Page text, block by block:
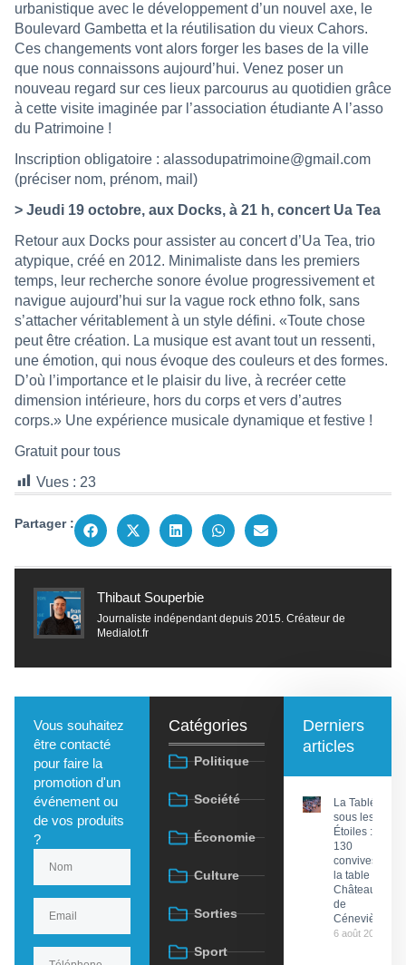
urbanistique avec le développement d’un nouvel axe, le
Boulevard Gambetta et la réutilisation du vieux Cahors.
Ces changements vont alors forger les bases de la ville
que nous connaissons aujourd’hui. Venez poser un
nouveau regard sur ces lieux parcourus au quotidien grâce
à cette visite imaginée par l’association étudiante A l’asso
du Patrimoine !
Inscription obligatoire : alassodupatrimoine@gmail.com
(préciser nom, prénom, mail)
> Jeudi 19 octobre, aux Docks, à 21 h, concert Ua Tea
Retour aux Docks pour assister au concert d’Ua Tea, trio
atypique, créé en 2012. Minimaliste dans les premiers
temps, leur recherche sonore évolue progressivement et
navigue aujourd’hui sur la vague rock ethno folk, sans
s’attacher véritablement à un style défini. «Toute chose
peut être création. La musique est avant tout un ressenti,
une émotion, qui nous évoque des couleurs et des formes.
D’où l’importance et le plaisir du live, à recréer cette
dimension intérieure, hors du corps et vers d’autres
corps.» Une expérience musicale dynamique et festive !
Gratuit pour tous
Vues : 23
Partager :
Thibaut Souperbie
Journaliste indépendant depuis 2015. Créateur de
Medialot.fr
Vous souhaitez
être contacté
pour faire la
promotion d'un
événement ou
de vos produits
?
Catégories
Politique
Société
Économie
Culture
Sorties
Sport
Derniers
articles
La Tablée
sous les
Étoiles :
130
convives à
la table du
Château
de
Cénevières
6 août 2026